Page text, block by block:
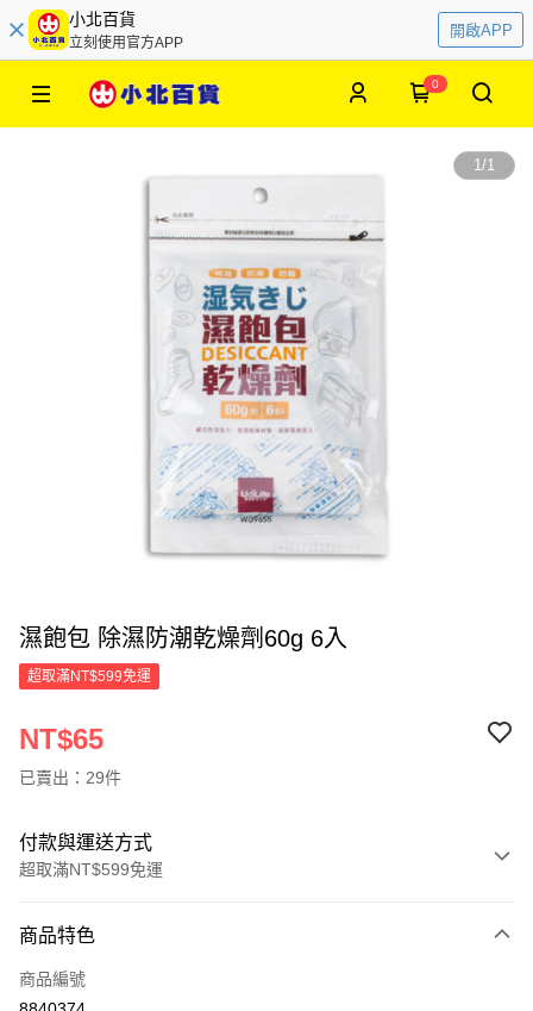
小北百貨
立刻使用官方APP
開啟APP
0
1/1
濕飽包 除濕防潮乾燥劑60g 6入
超取滿NT$599免運
NT$65
已賣出：29件
付款與運送方式
超取滿NT$599免運
信用卡一次付款
超商取貨付款
商品特色
商品編號